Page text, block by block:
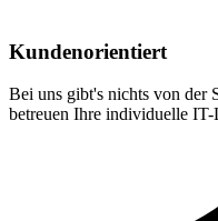
Kundenorientiert
Bei uns gibt's nichts von der
betreuen Ihre individuelle IT-